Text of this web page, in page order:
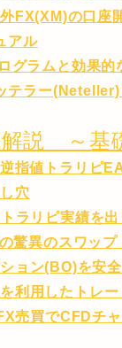
FX(XM)の口座
アル
グラムと効果的
テラー(Neteller)
解説 ～基
指値トラリピ
穴
ラリピ実績を出
驚異のスワッ
ョン(BO)を安
を利用したトレ
売買でCFDチ